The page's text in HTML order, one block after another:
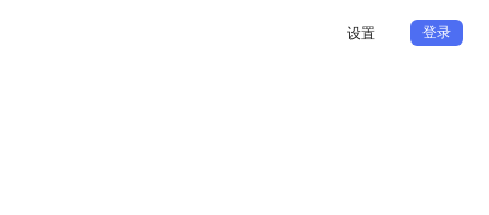
设置 登录